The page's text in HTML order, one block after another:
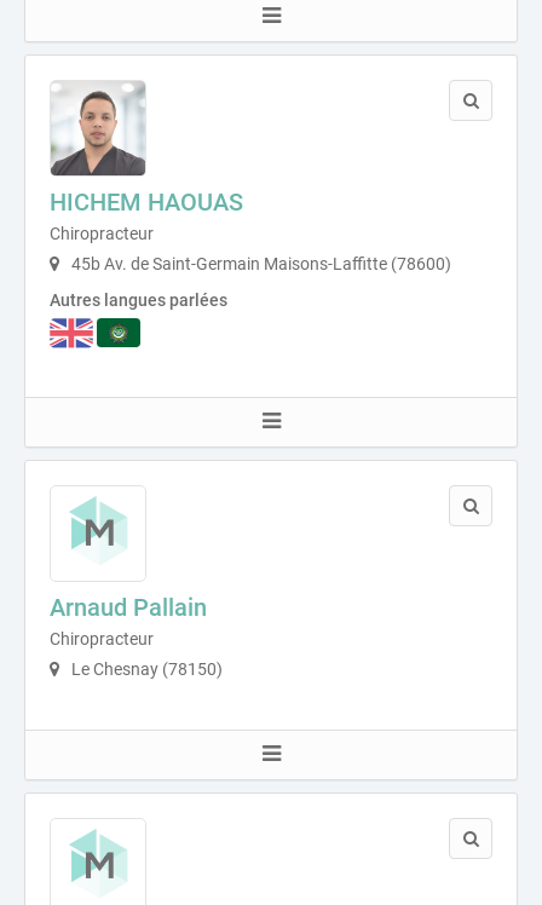
HICHEM HAOUAS
Chiropracteur
45b Av. de Saint-Germain Maisons-Laffitte (78600)
Autres langues parlées
Arnaud Pallain
Chiropracteur
Le Chesnay (78150)